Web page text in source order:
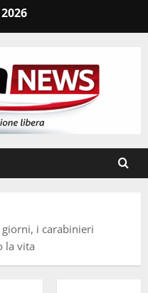
i carabinieri
la vita